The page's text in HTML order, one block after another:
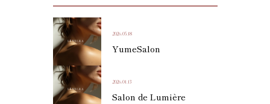
2026.05.18
YumeSalon
2026.01.13
Salon de Lumière